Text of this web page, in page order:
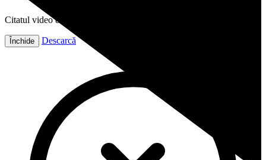
Citatul video este gata!
Închide Descarcă